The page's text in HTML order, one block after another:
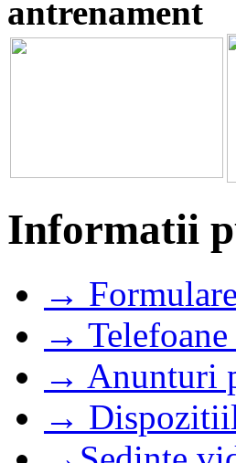
antrenament
Informatii
→
→
→ Anunturi
→